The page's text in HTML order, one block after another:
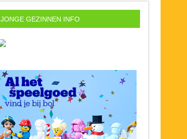
JONGE GEZINNEN INFO